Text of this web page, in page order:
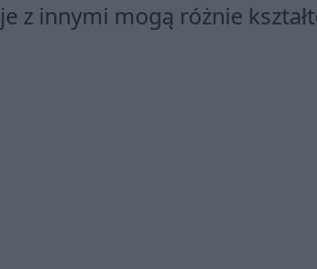
z innymi mogą różnie